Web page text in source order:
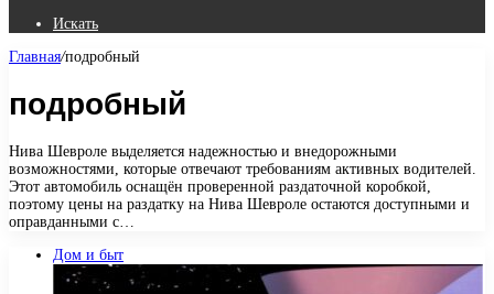
Искать
Главная/подробный
подробный
Нива Шевроле выделяется надежностью и внедорожными
возможностями, которые отвечают требованиям активных водителей.
Этот автомобиль оснащён проверенной раздаточной коробкой,
поэтому цены на раздатку на Нива Шевроле остаются доступными и
оправданными с…
Дом и быт